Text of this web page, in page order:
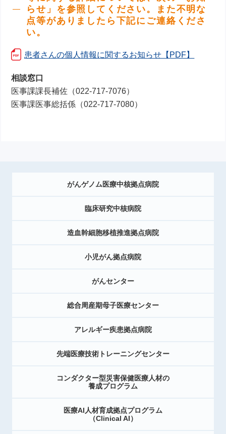
らせ」を参照してください。
また不明な
点等がありましたら下記にご連絡くださ
い。
患者さんの個人情報に関するお知らせ【PDF】
相談窓口
医事課課長補佐（022-717-7076）
医事課医事総括係（022-717-7080）
がんゲノム医療中核拠点病院
臨床研究中核病院
造血幹細胞移植推進拠点病院
小児がん拠点病院
がんセンター
総合周産期母子医療センター
アレルギー疾患拠点病院
先端医療技術トレーニングセンター
コンダクター型災害保健医療人材の
養成プログラム
医療AI人材育成拠点プログラム
（Clinical AI）